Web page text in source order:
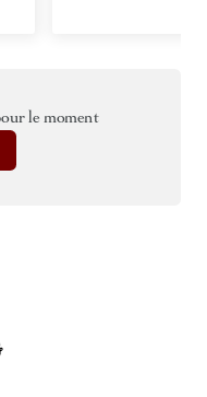
le moment